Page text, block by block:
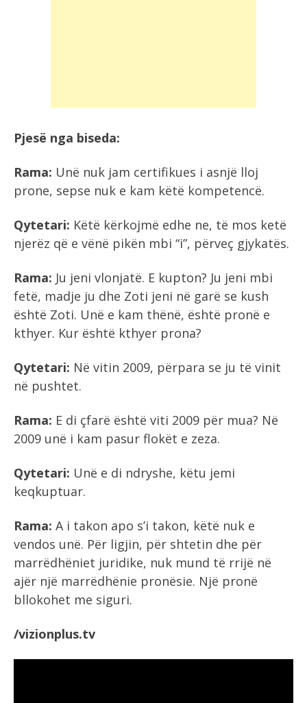
Pjesë nga biseda:
Rama: Unë nuk jam certifikues i asnjë lloj
prone, sepse nuk e kam këtë kompetencë.
Qytetari: Këtë kërkojmë edhe ne, të mos ketë
njerëz që e vënë pikën mbi “i”, përveç gjykatës.
Rama: Ju jeni vlonjatë. E kupton? Ju jeni mbi
fetë, madje ju dhe Zoti jeni në garë se kush
është Zoti. Unë e kam thënë, është pronë e
kthyer. Kur është kthyer prona?
Qytetari: Në vitin 2009, përpara se ju të vinit
në pushtet.
Rama: E di çfarë është viti 2009 për mua? Në
2009 unë i kam pasur flokët e zeza.
Qytetari: Unë e di ndryshe, këtu jemi
keqkuptuar.
Rama: A i takon apo s’i takon, këtë nuk e
vendos unë. Për ligjin, për shtetin dhe për
marrëdhëniet juridike, nuk mund të rrijë në
ajër një marrëdhënie pronësie. Një pronë
bllokohet me siguri.
/vizionplus.tv